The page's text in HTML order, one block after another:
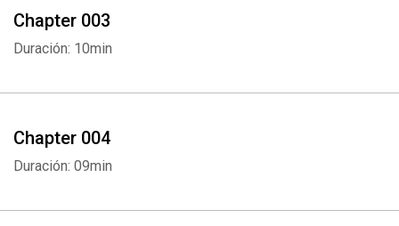
Chapter 003
Duración: 10min
Chapter 004
Duración: 09min